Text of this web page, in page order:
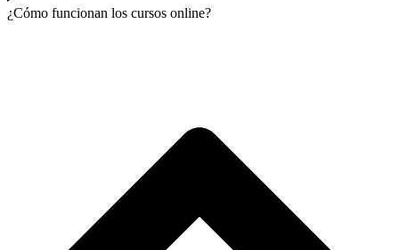
¿Cómo funcionan los cursos online?